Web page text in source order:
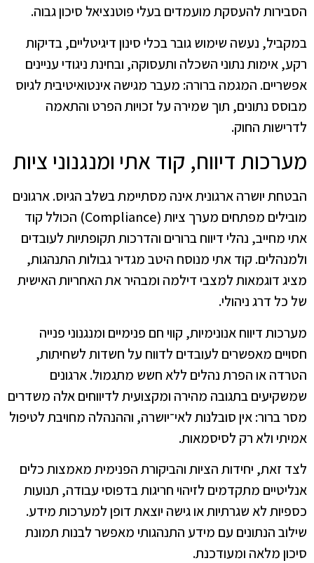
הסבירות להעסקת מועמדים בעלי פוטנציאל סיכון גבוה.
במקביל, נעשה שימוש גובר בכלי סינון דיגיטליים, בדיקות
רקע, אימות נתוני השכלה ותעסוקה, ובחינת ניגודי עניינים
אפשריים. המגמה ברורה: מעבר מגישה אינטואיטיבית לגיוס
מבוסס נתונים, תוך שמירה על זכויות הפרט והתאמה
לדרישות החוק.
מערכות דיווח, קוד אתי ומנגנוני ציות
הבטחת יושרה ארגונית אינה מסתיימת בשלב הגיוס. ארגונים
מובילים מפתחים מערך ציות (Compliance) הכולל קוד
אתי מחייב, נהלי דיווח ברורים והדרכות תקופתיות לעובדים
ולמנהלים. קוד אתי מנוסח היטב מגדיר גבולות התנהגות,
מציג דוגמאות למצבי דילמה ומבהיר את האחריות האישית
של כל דרג ניהולי.
מערכות דיווח אנונימיות, קווי חם פנימיים ומנגנוני פנייה
חסויים מאפשרים לעובדים לדווח על חשדות לשחיתות,
הטרדה או הפרת נהלים ללא חשש מתגמול. ארגונים
שמשקיעים בתגובה מהירה ומקצועית לדיווחים אלה משדרים
מסר ברור: אין סובלנות לאי־יושרה, וההנהלה מחויבת לטיפול
אמיתי ולא רק לסיסמאות.
לצד זאת, יחידות הציות והביקורת הפנימית מאמצות כלים
אנליטיים מתקדמים לזיהוי חריגות בדפוסי עבודה, תנועות
כספיות לא שגרתיות או גישה יוצאת דופן למערכות מידע.
שילוב הנתונים עם מידע התנהגותי מאפשר לבנות תמונת
סיכון מלאה ומעודכנת.